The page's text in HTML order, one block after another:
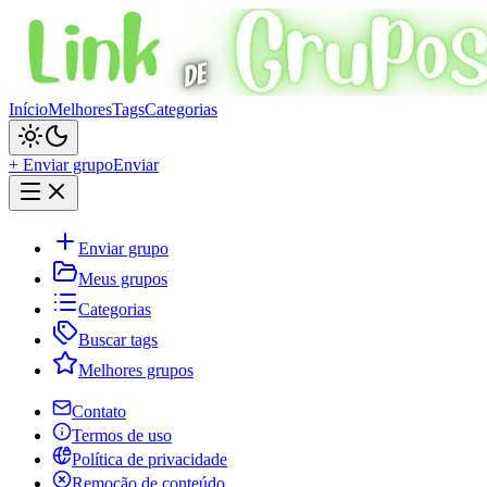
InícioMelhoresTagsCategorias
+ Enviar grupoEnviar
Enviar grupo
Meus grupos
Categorias
Buscar tags
Melhores grupos
Contato
Termos de uso
Política de privacidade
Remoção de conteúdo